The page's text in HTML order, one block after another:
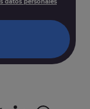
en nuestra